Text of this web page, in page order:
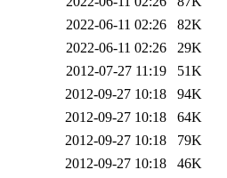
2022-06-11 02:26
82K
2022-06-11 02:26
29K
2012-07-27 11:19
51K
2012-09-27 10:18
94K
2012-09-27 10:18
64K
2012-09-27 10:18
79K
2012-09-27 10:18
46K